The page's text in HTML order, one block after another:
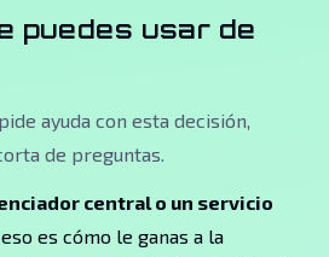
puedes usar de
ayuda con esta decisión,
de preguntas.
central o un servicio
es cómo le ganas a la